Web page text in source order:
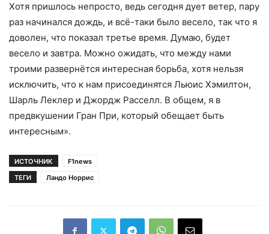
Хотя пришлось непросто, ведь сегодня дует ветер, пару
раз начинался дождь, и всё-таки было весело, так что я
доволен, что показал третье время. Думаю, будет
весело и завтра. Можно ожидать, что между нами
троими развернётся интересная борьба, хотя нельзя
исключить, что к нам присоединятся Льюис Хэмилтон,
Шарль Леклер и Джордж Расселл. В общем, я в
предвкушении Гран При, который обещает быть
интересным».
ИСТОЧНИК
F1news
ТЕГИ
Ландо Норрис